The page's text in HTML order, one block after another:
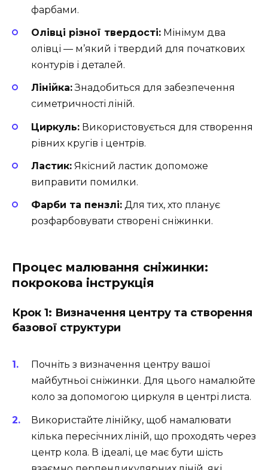
фарбами.
Олівці різної твердості: Мінімум два
олівці — м’який і твердий для початкових
контурів і деталей.
Лінійка:Знадобиться для забезпечення
симетричності ліній.
Циркуль: Використовується для створення
рівних кругів і центрів.
Ластик: Якісний ластик допоможе
виправити помилки.
Фарби та пензлі: Для тих, хто планує
розфарбовувати створені сніжинки.
Процес малювання сніжинки:
покрокова інструкція
Крок 1: Визначення центру та створення
базової структури
Почніть з визначення центру вашої
майбутньої сніжинки. Для цього намалюйте
коло за допомогою циркуля в центрі листа.
Використайте лінійку, щоб намалювати
кілька пересічних ліній, що проходять через
центр кола. В ідеалі, це має бути шість